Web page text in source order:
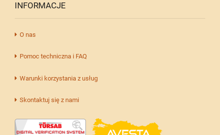
INFORMACJE
O nas
Pomoc techniczna i FAQ
Warunki korzystania z usług
Skontaktuj się z nami